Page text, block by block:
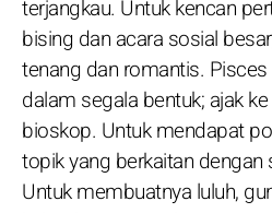
terjangkau. Untuk kencan
bising dan acara sosial
tenang dan romantis.
dalam segala bentuk; ajak
bioskop. Untuk mendapat
topik yang berkaitan dengan
Untuk membuatnya luluh,